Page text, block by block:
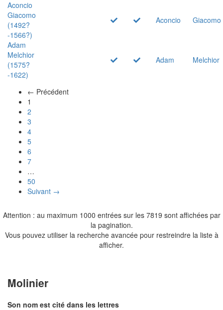
Aconcio
Giacomo
(1492?
-1566?)
Aconcio Giacomo
Adam
Melchior
(1575?
-1622)
Adam Melchior
← Précédent
1
2
3
4
5
6
7
…
50
Suivant →
Attention : au maximum 1000 entrées sur les 7819 sont affichées par
la pagination.
Vous pouvez utiliser la recherche avancée pour restreindre la liste à
afficher.
Molinier
Son nom est cité dans les lettres